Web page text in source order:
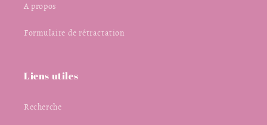
A propos
Formulaire de rétractation
Liens utiles
Recherche